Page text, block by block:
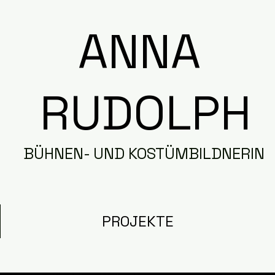
ANNA
RUDOLPH
BÜHNEN- UND KOSTÜMBILDNERIN
PROJEKTE